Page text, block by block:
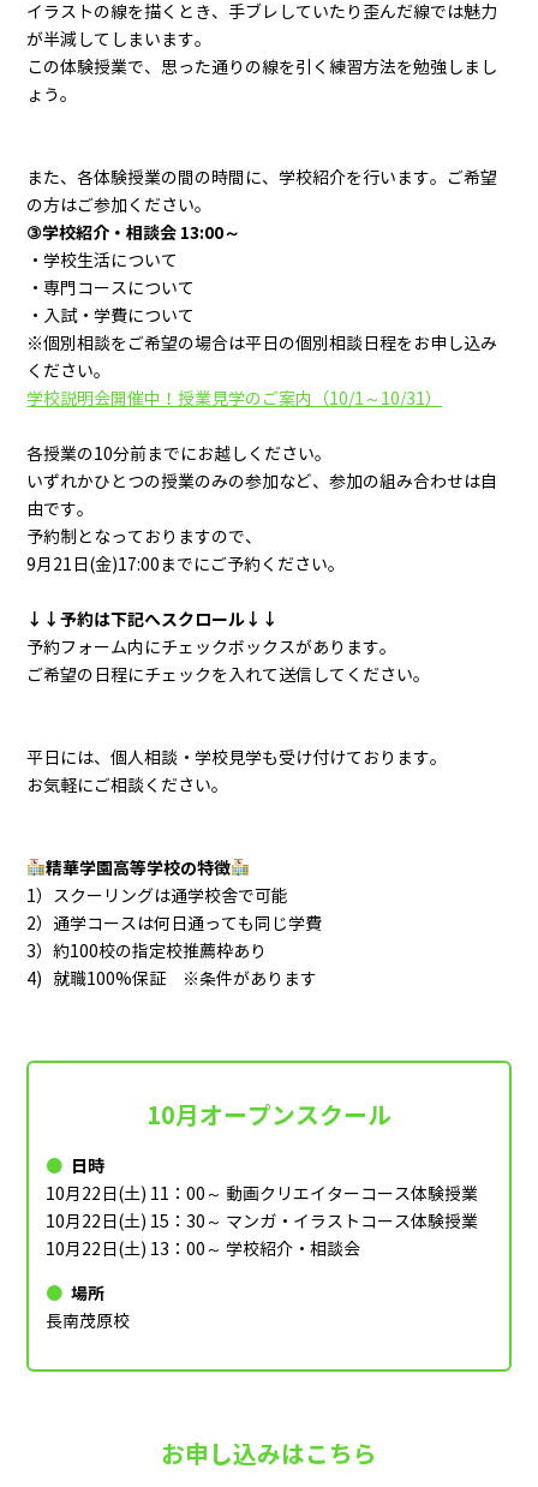
イラストの線を描くとき、手ブレしていたり歪んだ線では魅力
が半減してしまいます。
この体験授業で、思った通りの線を引く練習方法を勉強しまし
ょう。
また、各体験授業の間の時間に、学校紹介を行います。ご希望
の方はご参加ください。
③学校紹介・相談会 13:00～
・学校生活について
・専門コースについて
・入試・学費について
※個別相談をご希望の場合は平日の個別相談日程をお申し込み
ください。
学校説明会開催中！授業見学のご案内（10/1～10/31）
各授業の10分前までにお越しください。
いずれかひとつの授業のみの参加など、参加の組み合わせは自
由です。
予約制となっておりますので、
9月21日(金)17:00までにご予約ください。
↓↓予約は下記へスクロール↓↓
予約フォーム内にチェックボックスがあります。
ご希望の日程にチェックを入れて送信してください。
平日には、個人相談・学校見学も受け付けております。
お気軽にご相談ください。
精華学園高等学校の特徴
1）スクーリングは通学校舎で可能
2）通学コースは何日通っても同じ学費
3）約100校の指定校推薦枠あり
4) 就職100%保証 ※条件があります
10月オープンスクール
日時
10月22日(土) 11：00～ 動画クリエイターコース体験授業
10月22日(土) 15：30～ マンガ・イラストコース体験授業
10月22日(土) 13：00～ 学校紹介・相談会
場所
長南茂原校
お申し込みはこちら